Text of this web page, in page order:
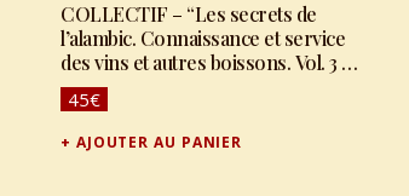
COLLECTIF – “Les secrets de
l’alambic. Connaissance et service
des vins et autres boissons. Vol. 3 :
les secrets de l’alambic.
Technologie des spiritueux et de
quelques autres boissons.”
45€
AJOUTER AU PANIER